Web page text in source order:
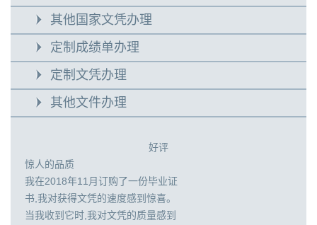
其他国家文凭办理
定制成绩单办理
定制文凭办理
其他文件办理
好评
惊人的品质
我在2018年11月订购了一份毕业证
书,我对获得文凭的速度感到惊喜。
当我收到它时,我对文凭的质量感到